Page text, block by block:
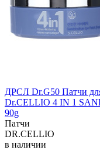
ДРСЛ Dr.G50 Патчи
Dr.CELLIO 4 IN 1
90g
Патчи
DR.CELLIO
в наличии